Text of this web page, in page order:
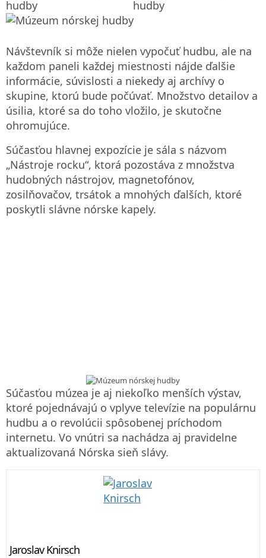
Návštevník si môže nielen vypočuť hudbu, ale na
každom paneli každej miestnosti nájde ďalšie
informácie, súvislosti a niekedy aj archívy o
skupine, ktorú bude počúvať. Množstvo detailov a
úsilia, ktoré sa do toho vložilo, je skutočne
ohromujúce.
Súčasťou hlavnej expozície je sála s názvom
„Nástroje rocku“, ktorá pozostáva z množstva
hudobných nástrojov, magnetofónov,
zosilňovačov, trsátok a mnohých ďalších, ktoré
poskytli slávne nórske kapely.
Súčasťou múzea je aj niekoľko menších výstav,
ktoré pojednávajú o vplyve televízie na populárnu
hudbu a o revolúcii spôsobenej príchodom
internetu. Vo vnútri sa nachádza aj pravidelne
aktualizovaná Nórska sieň slávy.
Jaroslav Knirsch